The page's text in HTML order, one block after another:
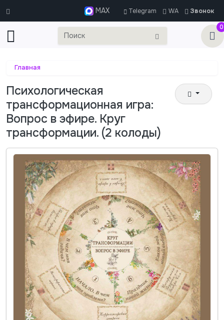
MAX Telegram WA
Звонок
0
Главная
Психологическая
трансформационная игра:
Вопрос в эфире. Круг
трансформации. (2 колоды)